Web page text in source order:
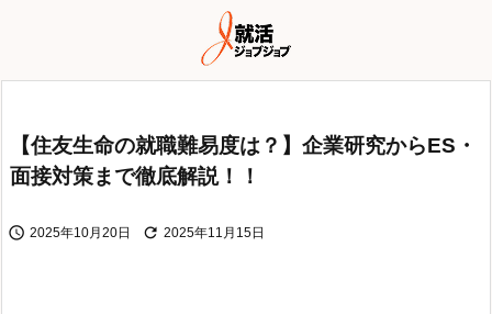
【住友生命の就職難易度は？】企業研究からES・
面接対策まで徹底解説！！
 2025年10月20日  2025年11月15日